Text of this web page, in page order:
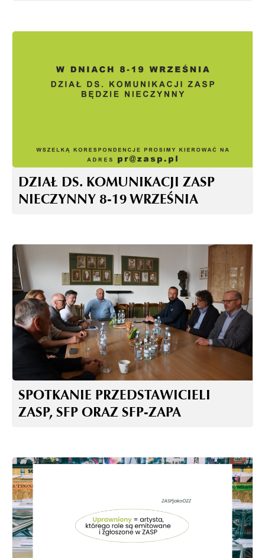
DZIAŁ DS. KOMUNIKACJI ZASP
NIECZYNNY 8-19 WRZEŚNIA
SPOTKANIE PRZEDSTAWICIELI
ZASP, SFP ORAZ SFP-ZAPA